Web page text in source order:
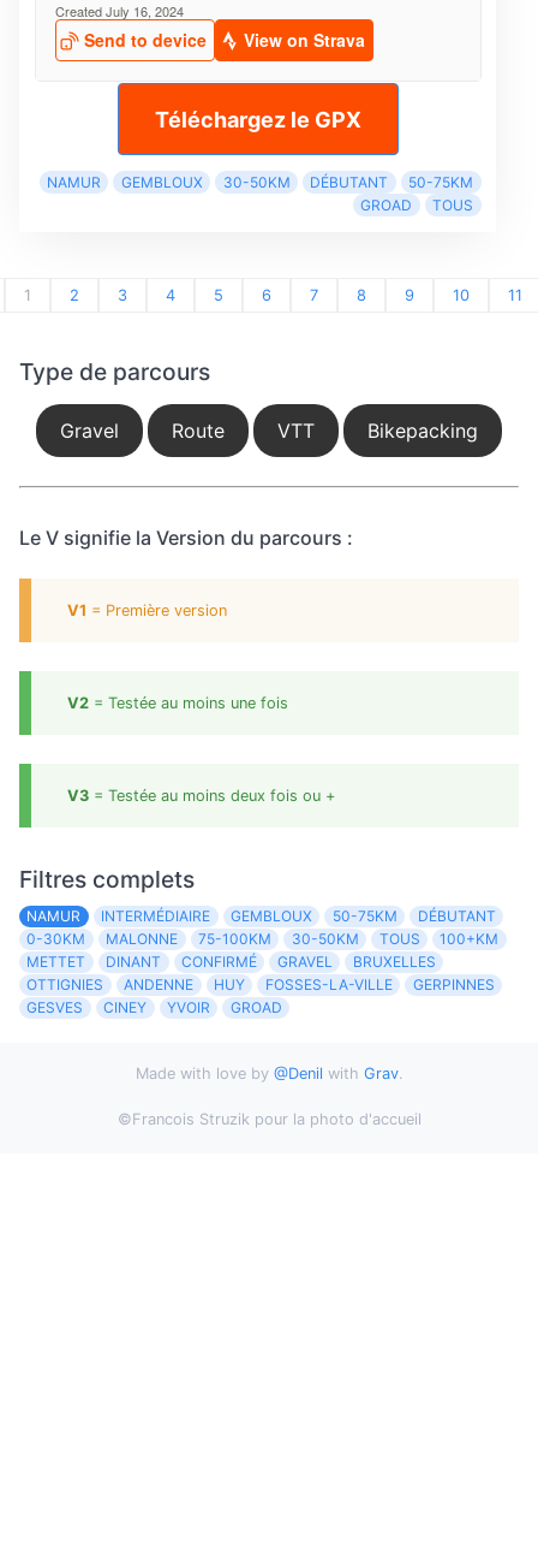
Téléchargez le GPX
NAMUR GEMBLOUX 30-50KM DÉBUTANT
50-75KM
GROAD
TOUS
1 2 3 4 5 6 7 8 9 10 11
Type de parcours
Gravel Route VTT Bikepacking
Le V signifie la Version du parcours :
V1 = Première version
V2 = Testée au moins une fois
V3 = Testée au moins deux fois ou +
Filtres complets
NAMUR INTERMÉDIAIRE GEMBLOUX 50-75KM
DÉBUTANT
0-30KM
MALONNE 75-100KM 30-50KM TOUS
100+KM
METTET
DINANT CONFIRMÉ GRAVEL
BRUXELLES
OTTIGNIES
ANDENNE HUY FOSSES-LA-VILLE
GERPINNES
GESVES
CINEY YVOIR GROAD
Made with love by @Denil with Grav.
©Francois Struzik pour la photo d'accueil